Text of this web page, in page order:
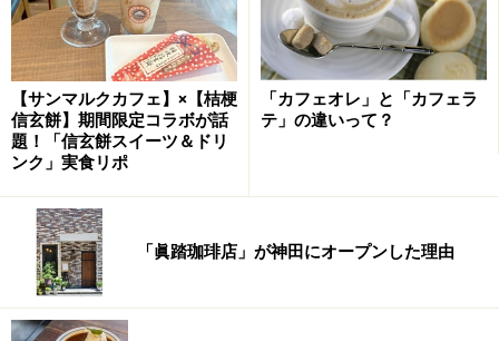
【サンマルクカフェ】×【桔梗
信玄餅】期間限定コラボが話
題！「信玄餅スイーツ＆ドリ
ンク」実食リポ
「カフェオレ」と「カフェラ
テ」の違いって？
「眞踏珈琲店」が神田にオープンした理由